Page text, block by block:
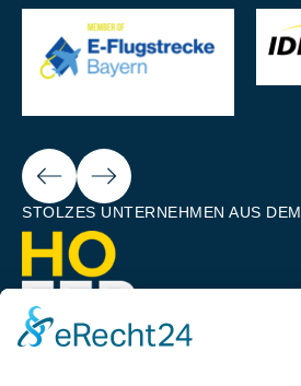
Next
STOLZES UNTERNEHMEN AUS DEM